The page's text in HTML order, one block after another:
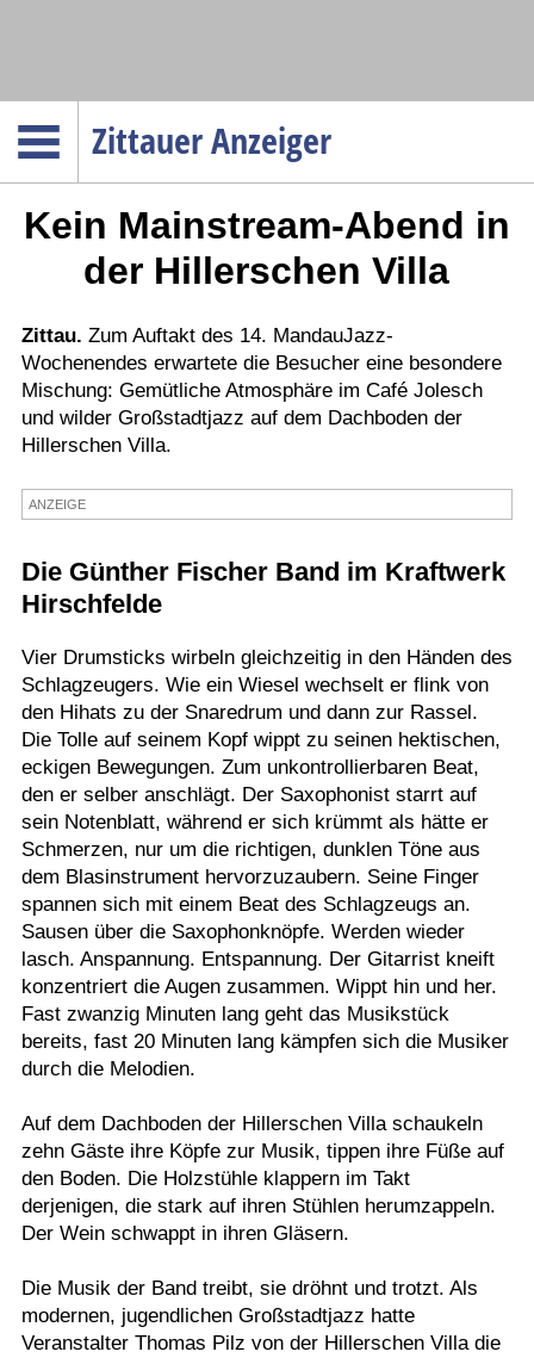
Zittauer Anzeiger
Menüpunkte
Politik
Gesellschaft
Wirtschaft
Service
Verkehr
Gesundheit
Kultur
Termine
Kostenlos
Kein Mainstream-Abend in
der Hillerschen Villa
Zittau. Zum Auftakt des 14. MandauJazz-
Wochenendes erwartete die Besucher eine besondere
Mischung: Gemütliche Atmosphäre im Café Jolesch
und wilder Großstadtjazz auf dem Dachboden der
Hillerschen Villa.
ANZEIGE
Die Günther Fischer Band im Kraftwerk
Hirschfelde
Vier Drumsticks wirbeln gleichzeitig in den Händen des
Schlagzeugers. Wie ein Wiesel wechselt er flink von
den Hihats zu der Snaredrum und dann zur Rassel.
Die Tolle auf seinem Kopf wippt zu seinen hektischen,
eckigen Bewegungen. Zum unkontrollierbaren Beat,
den er selber anschlägt. Der Saxophonist starrt auf
sein Notenblatt, während er sich krümmt als hätte er
Schmerzen, nur um die richtigen, dunklen Töne aus
dem Blasinstrument hervorzuzaubern. Seine Finger
spannen sich mit einem Beat des Schlagzeugs an.
Sausen über die Saxophonknöpfe. Werden wieder
lasch. Anspannung. Entspannung. Der Gitarrist kneift
konzentriert die Augen zusammen. Wippt hin und her.
Fast zwanzig Minuten lang geht das Musikstück
bereits, fast 20 Minuten lang kämpfen sich die Musiker
durch die Melodien.
Auf dem Dachboden der Hillerschen Villa schaukeln
zehn Gäste ihre Köpfe zur Musik, tippen ihre Füße auf
den Boden. Die Holzstühle klappern im Takt
derjenigen, die stark auf ihren Stühlen herumzappeln.
Der Wein schwappt in ihren Gläsern.
Die Musik der Band treibt, sie dröhnt und trotzt. Als
modernen, jugendlichen Großstadtjazz hatte
Veranstalter Thomas Pilz von der Hillerschen Villa die